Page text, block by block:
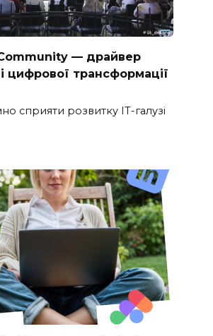
— драйвер
і цифрової трансформації
сприяти розвитку ІТ-галузі